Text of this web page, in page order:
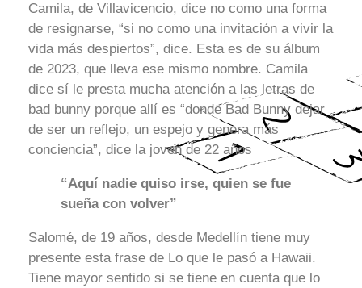
Camila, de Villavicencio, dice no como una forma
de resignarse, “si no como una invitación a vivir la
vida más despiertos”, dice. Esta es de su álbum
de 2023, que lleva ese mismo nombre. Camila
dice sí le presta mucha atención a las letras de
bad bunny porque allí es “donde Bad Bunny dejar
de ser un reflejo, un espejo y genera más
conciencia”, dice la joven de 22 años
“Aquí nadie quiso irse, quien se fue
sueña con volver”
Salomé, de 19 años, desde Medellín tiene muy
presente esta frase de Lo que le pasó a Hawaii.
Tiene mayor sentido si se tiene en cuenta que lo